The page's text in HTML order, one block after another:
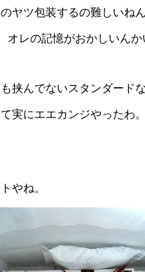
ヤツ包装するの難しいね
レの記憶がおかしいんか
挟んでないスタンダード
実にエエカンジやったわ
やね。